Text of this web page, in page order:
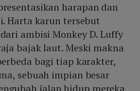
harapan dan
Harta karun tersebut
ambisi Monkey D. Luffy
bajak laut. Meski makna
bagi tiap karakter,
sebuah impian besar